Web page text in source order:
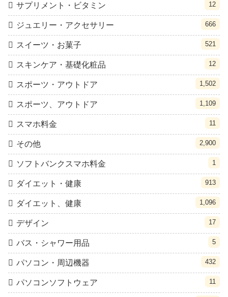
サプリメント・ビタミン 12
ジュエリー・アクセサリー 666
スイーツ・お菓子 521
スキンケア・基礎化粧品 12
スポーツ・アウトドア 1,502
スポーツ、アウトドア 1,109
スマホ料金 11
その他 2,900
ソフトバンクスマホ料金 1
ダイエット・健康 913
ダイエット、健康 1,096
デザイン 17
バス・シャワー用品 5
パソコン・周辺機器 432
パソコンソフトウェア 11